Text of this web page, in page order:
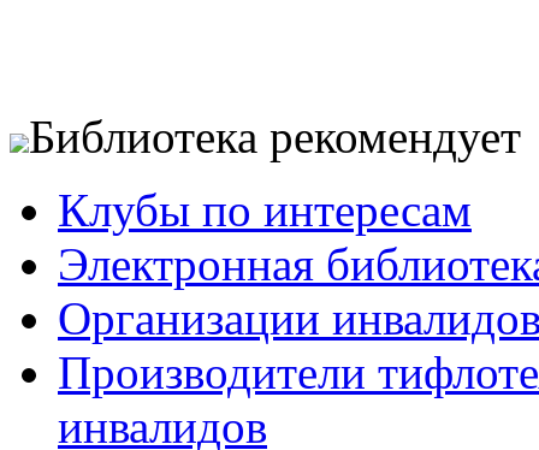
Библиотека рекомендует
Клубы по интересам
Электронная
Организации
Производители
инвалидов